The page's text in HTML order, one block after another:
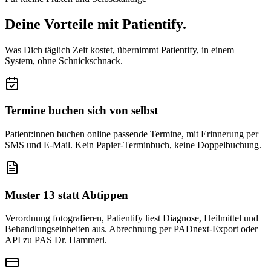
Deine Vorteile mit Patientify.
Was Dich täglich Zeit kostet, übernimmt Patientify, in einem
System, ohne Schnickschnack.
Termine buchen sich von selbst
Patient:innen buchen online passende Termine, mit Erinnerung per
SMS und E-Mail. Kein Papier-Terminbuch, keine Doppelbuchung.
Muster 13 statt Abtippen
Verordnung fotografieren, Patientify liest Diagnose, Heilmittel und
Behandlungseinheiten aus. Abrechnung per PADnext-Export oder
API zu PAS Dr. Hammerl.